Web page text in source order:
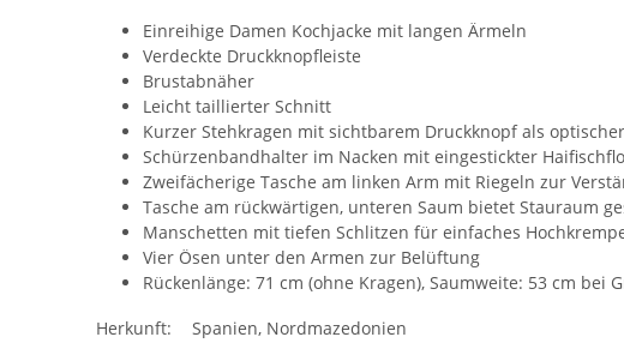
Einreihige Damen Kochjacke mit langen Ärmeln
Verdeckte Druckknopfleiste
Brustabnäher
Leicht taillierter Schnitt
Kurzer Stehkragen mit sichtbarem Druckknopf als
Schürzenbandhalter im Nacken mit eingestickter
Zweifächerige Tasche am linken Arm mit Riegeln zur
Tasche am rückwärtigen, unteren Saum bietet Stauraum
Manschetten mit tiefen Schlitzen für einfaches
Vier Ösen unter den Armen zur Belüftung
Rückenlänge: 71 cm (ohne Kragen), Saumweite: 53 cm bei
Herkunft:
Spanien, Nordmazedonien